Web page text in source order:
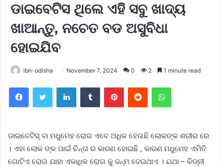
ଡାଇବେଟିସ ଥିଲେ ଏହି ସବୁ ଖାଦ୍ୟ
ଖାଆନ୍ତୁ, ନଚେତ ବଡ ଅସୁବିଧା
ହୋଇଯିବ
ibn-odisha November 7, 2024 0 2 1 minute read
FacebookTwitter LinkedInTumblr PinterestReddit WhatsApp
ଡାଇବେଟିସ୍ ବା ମଧୁମେହ ରୋଗ ଏବେ ଅଧିକ ହେଉଛି ଲୋକଙ୍କ ଶରୀର ରେ
। ଏହା ଲୋକ ଙ୍କ ପାଇଁ ଚିନ୍ତା ର କାରଣ ହୋଇଛି , କାରଣ ମଧୁମେହ ଏମିତି
ଗୋଟିଏ ରୋଗ ଯାହା ଏକାଧିକ ରୋଗ କୁ ଜନ୍ମ ଦେଇଥାଏ । ଯଥା – କିଡ୍ନୀ